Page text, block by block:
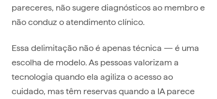
pareceres, não sugere diagnósticos ao membro e
não conduz o atendimento clínico.
Essa delimitação não é apenas técnica — é uma
escolha de modelo. As pessoas valorizam a
tecnologia quando ela agiliza o acesso ao
cuidado, mas têm reservas quando a IA parece